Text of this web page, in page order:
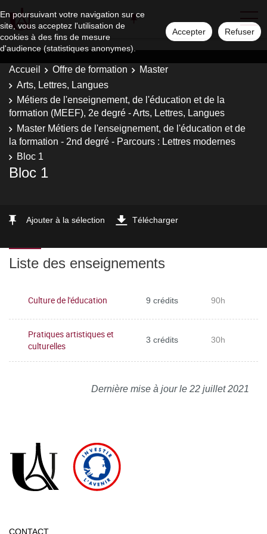
En poursuivant votre navigation sur ce
site, vous acceptez l'utilisation de
cookies à des fins de mesure
d'audience (statistiques anonymes).
Accepter Refuser
Accueil Offre de formation
Master
Arts, Lettres, Langues
Métiers de l'enseignement, de l'éducation et de la
formation (MEEF), 2e degré - Arts, Lettres, Langues
Master Métiers de l'enseignement, de l'éducation et de
la formation - 2nd degré - Parcours : Lettres modernes
Bloc 1
Bloc 1
Ajouter à la sélection Télécharger
Liste des enseignements
Culture de l'éducation 9 crédits 90h
Pratiques artistiques et
culturelles
3 crédits 30h
Dernière mise à jour le 22 juillet 2021
CONTACT